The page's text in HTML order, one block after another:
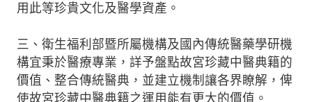
用此等珍貴文化及醫學資產。
三、衛生福利部暨所屬機構及國內傳統醫藥學研機
構宜秉於醫療專業，詳予盤點故宮珍藏中醫典籍的
價值、整合傳統醫典，並建立機制讓各界瞭解，俾
使故宮珍藏中醫典籍之運用能有更大的價值。